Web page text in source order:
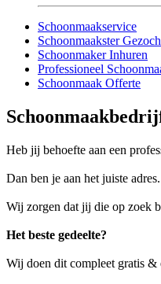
Schoonmaakservice
Schoonmaakster
Schoonmaker Inhuren
Professioneel
Schoonmaak Offerte
Heb jij behoefte aan een
Dan ben je aan het juiste adres.
Wij zorgen dat jij die op zoek
Het beste gedeelte?
Wij doen dit compleet gratis